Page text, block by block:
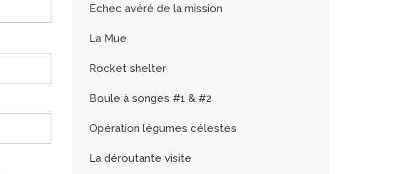
Echec avéré de la mission
La Mue
Rocket shelter
Boule à songes #1 & #2
Opération légumes célestes
La déroutante visite